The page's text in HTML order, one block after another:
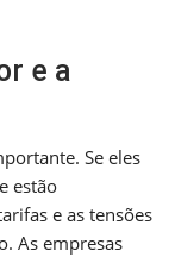
e a
Se eles
estão
e as tensões
As empresas